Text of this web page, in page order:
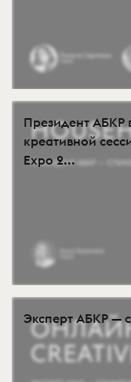
Президент АБКР
креативной
Expo 2...
Эксперт АБКР —